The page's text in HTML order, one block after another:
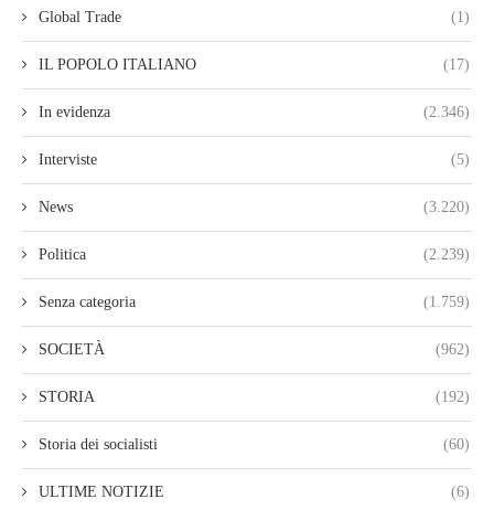
Global Trade (1)
IL POPOLO ITALIANO (17)
In evidenza (2.346)
Interviste (5)
News (3.220)
Politica (2.239)
Senza categoria (1.759)
SOCIETÀ (962)
STORIA (192)
Storia dei socialisti (60)
ULTIME NOTIZIE (6)